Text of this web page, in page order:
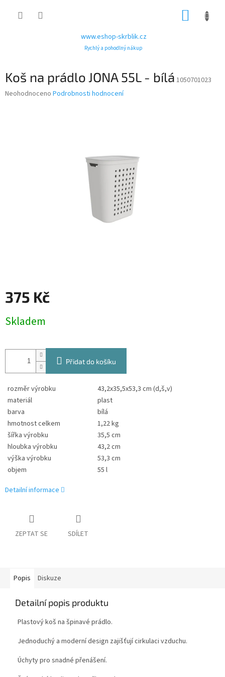
www.eshop-skrblik.cz
Rychlý a pohodlný nákup
Koš na prádlo JONA 55L - bílá 1050701023
Průměrné
Neohodnoceno Podrobnosti hodnocení
375 Kč
cena:
Skladem
Přidat do košíku
rozměr výrobku
43,2x35,5x53,3 cm (d,š,v)
materiál
plast
barva
bílá
hmotnost celkem
1,22 kg
šířka výrobku
35,5 cm
hloubka výrobku
43,2 cm
výška výrobku
53,3 cm
objem
55 l
Detailní informace
ZEPTAT SE SDÍLET
Popis Diskuze
Detailní popis produktu
Plastový koš na špinavé prádlo.
Jednoduchý a moderní design zajišťují cirkulaci vzduchu.
Úchyty pro snadné přenášení.